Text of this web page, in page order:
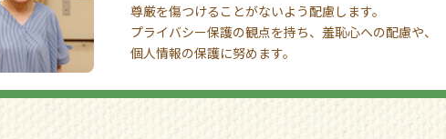
尊厳を傷つけることがないよう配慮します。
プライバシー保護の観点を持ち、羞恥心への配慮や、
個人情報の保護に努めます。